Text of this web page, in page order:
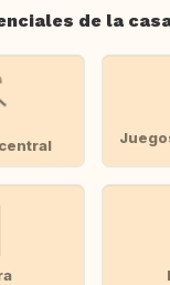
de la